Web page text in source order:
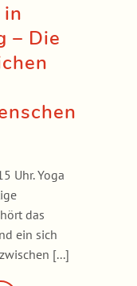
– Die
Uhr. Yoga
das
ein sich
[...]